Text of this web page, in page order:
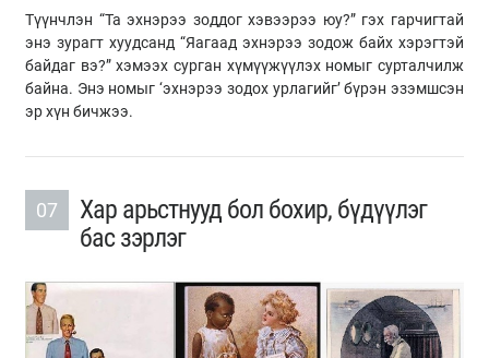
Түүнчлэн “Та эхнэрээ зоддог хэвээрээ юу?” гэх гарчигтай
энэ зурагт хуудсанд “Яагаад эхнэрээ зодож байх хэрэгтэй
байдаг вэ?” хэмээх сурган хүмүүжүүлэх номыг сурталчилж
байна. Энэ номыг ‘эхнэрээ зодох урлагийг’ бүрэн эзэмшсэн
эр хүн бичжээ.
07
Хар арьстнууд бол бохир, бүдүүлэг
бас зэрлэг